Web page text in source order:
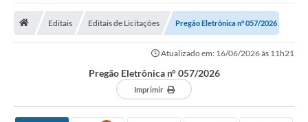
Editais Editais de Licitações Pregão Eletrônica n° 057/2026
Atualizado em: 16/06/2026 às 11h21
Pregão Eletrônica n° 057/2026
Imprimir